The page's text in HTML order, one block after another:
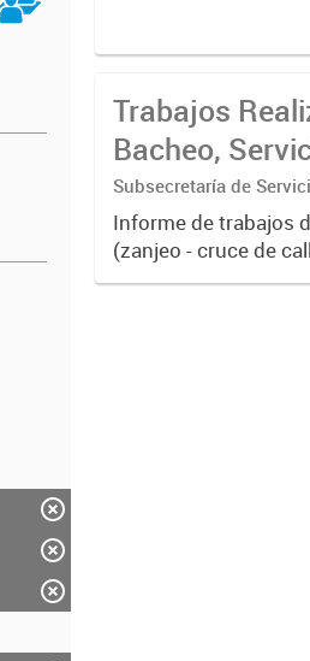
Trabajos
Bacheo,
Subsecretaría de
Informe de trabajos
(zanjeo - cruce de
albañilería y